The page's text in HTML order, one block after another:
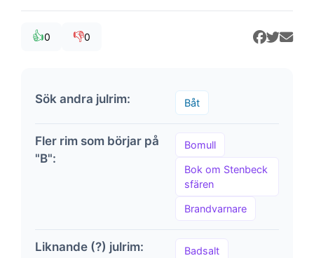
👍0 👎0
Sök andra julrim: Båt
Fler rim som börjar på
"B":
Bomull
Bok om Stenbeck
sfären
Brandvarnare
Liknande (?) julrim: Badsalt